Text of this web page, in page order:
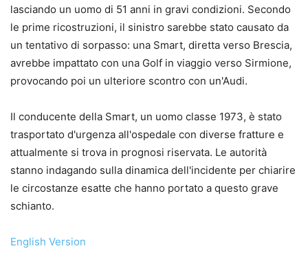
lasciando un uomo di 51 anni in gravi condizioni. Secondo
le prime ricostruzioni, il sinistro sarebbe stato causato da
un tentativo di sorpasso: una Smart, diretta verso Brescia,
avrebbe impattato con una Golf in viaggio verso Sirmione,
provocando poi un ulteriore scontro con un'Audi.
Il conducente della Smart, un uomo classe 1973, è stato
trasportato d'urgenza all'ospedale con diverse fratture e
attualmente si trova in prognosi riservata. Le autorità
stanno indagando sulla dinamica dell'incidente per chiarire
le circostanze esatte che hanno portato a questo grave
schianto.
English Version